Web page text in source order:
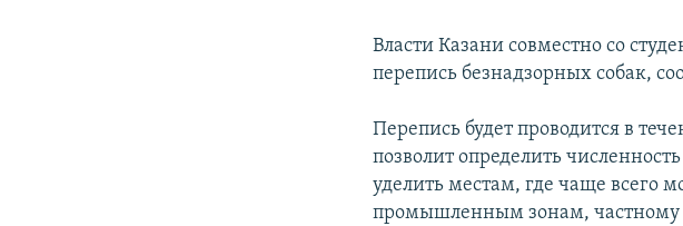
Власти Казани совместно со
перепись безнадзорных собак,
Перепись будет проводится в
позволит определить
уделить местам, где чаще всего
промышленным зонам, частному